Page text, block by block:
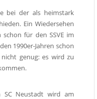
bei der als heimstark
Ein Wiedersehen
für den SSVE im
1990er-Jahren schon
genug: es wird zu
SC Neustadt wird am